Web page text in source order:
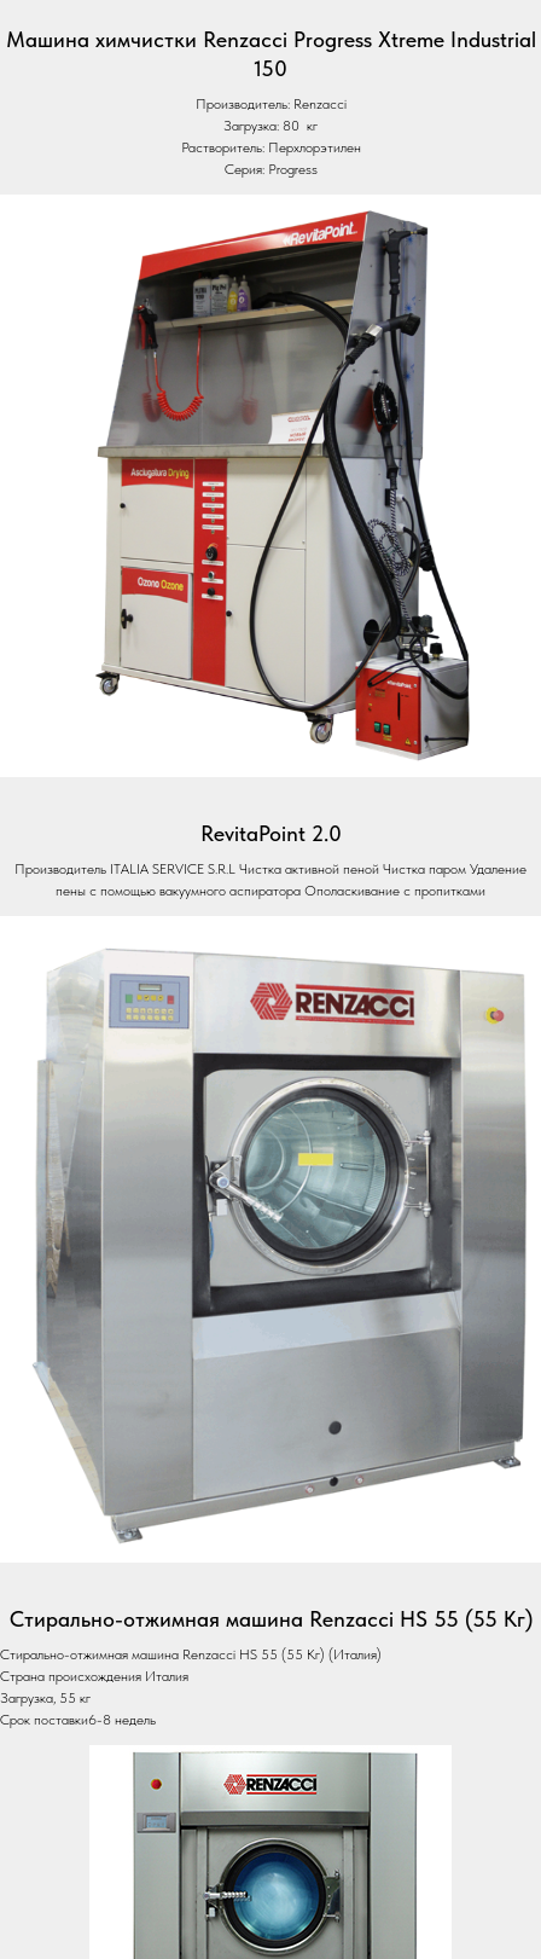
Машина химчистки Renzacci Progress Xtreme Industrial
150
Производитель: Renzacci
Загрузка: 80 кг
Растворитель: Перхлорэтилен
Серия: Progress
RevitaPoint 2.0
Производитель ITALIA SERVICE S.R.L Чистка активной пеной Чистка паром Удаление
пены с помощью вакуумного аспиратора Ополаскивание с пропитками
Стирально-отжимная машина Renzacci HS 55 (55 Кг)
Стирально-отжимная машина Renzacci HS 55 (55 Кг) (Италия)
Страна происхождения Италия
Загрузка, 55 кг
Срок поставки6-8 недель